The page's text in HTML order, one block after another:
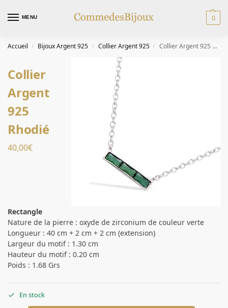
MENU 0
Accueil / Bijoux Argent 925 / Collier Argent 925 / Collier Argent 925 Rhodié
Collier
Argent
925
Rhodié
40,00€
Rectangle
Nature de la pierre : oxyde de zirconium de couleur verte
Longueur : 40 cm + 2 cm + 2 cm (extension)
Largeur du motif : 1.30 cm
Hauteur du motif : 0.20 cm
Poids : 1.68 Grs
En stock